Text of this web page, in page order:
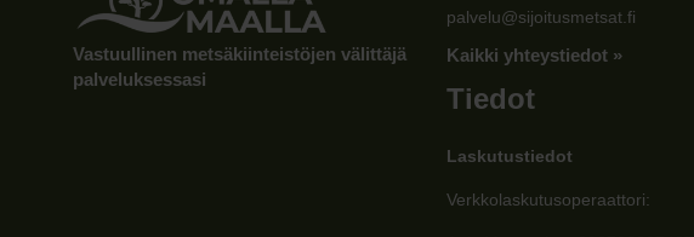
Vastuullinen metsäkiinteistöjen välittäjä
palveluksessasi
palvelu@sijoitusmetsat.fi
Kaikki yhteystiedot »
Tiedot
Laskutustiedot
Verkkolaskutusoperaattori: